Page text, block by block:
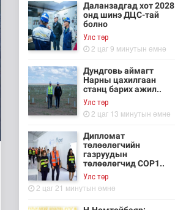
Даланзадгад хот 2028
онд шинэ ДЦС-тай
болно
Улс төр
2 цаг 9 минутын өмнө
Дундговь аймагт
Нарны цахилгаан
станц барих ажил..
Улс төр
2 цаг 13 минутын өмнө
Дипломат
төлөөлөгчийн
газруудын
төлөөлөгчид COP1..
Улс төр
2 цаг 21 минутын өмнө